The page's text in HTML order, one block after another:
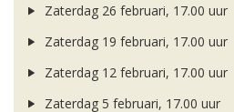
Zaterdag 26 februari, 17.00 uur
Zaterdag 19 februari, 17.00 uur
Zaterdag 12 februari, 17.00 uur
Zaterdag 5 februari, 17.00 uur